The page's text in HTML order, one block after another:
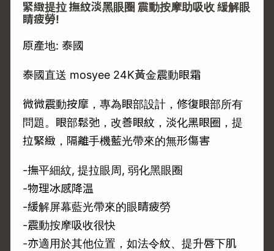
緊緻提拉 撫紋淡黑眼圈 震動按摩助吸收 緩解眼
睛疲勞!
原產地: 泰國
泰國直送 mosyee 24K黃金震動眼霜
微微震動按摩，專為眼部設計，修復眼部所有
問題。眼部鬆弛，改善眼紋，淡化黑眼圈，提
拉緊緻，隔離手機藍光帶來的無形傷害
-撫平細紋, 提拉眼周, 弱化黑眼圈
-物理冰感降温
-緩解屏幕藍光帶來的眼睛疲勞
-震動按摩吸收很快
-亦適用於其他位置，如法令紋、提升唇下肌